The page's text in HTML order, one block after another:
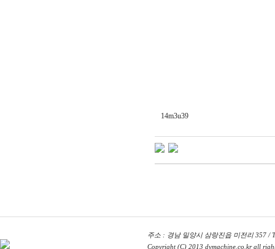
14m3u39
주소 : 경남 밀양시 삼랑진읍 미전리 357 /
Copyright (C) 2013 dymachine.co.kr all